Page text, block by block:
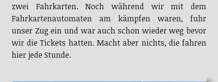
zwei Fahrkarten. Noch während wir mit dem
Fahrkartenautomaten am kämpfen waren, fuhr
unser Zug ein und war auch schon wieder weg bevor
wir die Tickets hatten. Macht aber nichts, die fahren
hier jede Stunde.